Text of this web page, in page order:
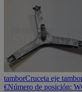
tamborCruceta eje
€Número de posición: